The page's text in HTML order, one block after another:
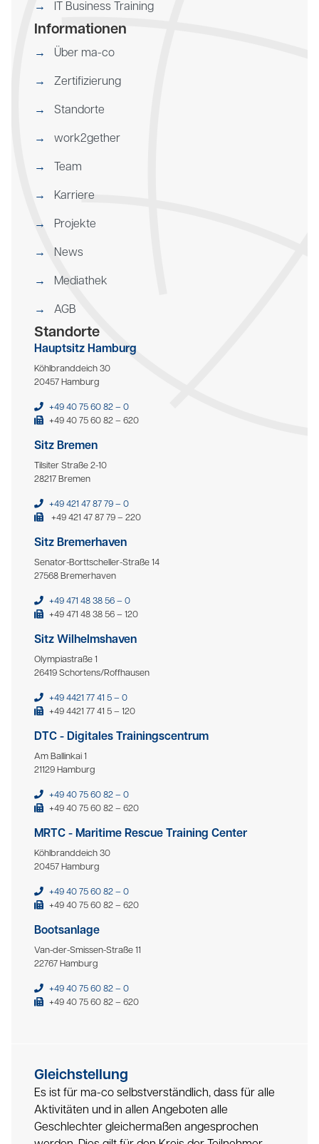
IT Business Training
Informationen
Über ma-co
Zertifizierung
Standorte
work2gether
Team
Karriere
Projekte
News
Mediathek
AGB
Standorte
Hauptsitz Hamburg
Köhlbranddeich 30
20457 Hamburg
+49 40 75 60 82 – 0
+49 40 75 60 82 – 620
Sitz Bremen
Tilsiter Straße 2-10
28217 Bremen
+49 421 47 87 79 – 0
+49 421 47 87 79 – 220
Sitz Bremerhaven
Senator-Borttscheller-Straße 14
27568 Bremerhaven
+49 471 48 38 56 – 0
+49 471 48 38 56 – 120
Sitz Wilhelmshaven
Olympiastraße 1
26419 Schortens/Roffhausen
+49 4421 77 41 5 – 0
+49 4421 77 41 5 – 120
DTC - Digitales Trainingscentrum
Am Ballinkai 1
21129 Hamburg
+49 40 75 60 82 – 0
+49 40 75 60 82 – 620
MRTC - Maritime Rescue Training Center
Köhlbranddeich 30
20457 Hamburg
+49 40 75 60 82 – 0
+49 40 75 60 82 – 620
Bootsanlage
Van-der-Smissen-Straße 11
22767 Hamburg
+49 40 75 60 82 – 0
+49 40 75 60 82 – 620
Gleichstellung
Es ist für ma-co selbstverständlich, dass für alle
Aktivitäten und in allen Angeboten alle
Geschlechter gleichermaßen angesprochen